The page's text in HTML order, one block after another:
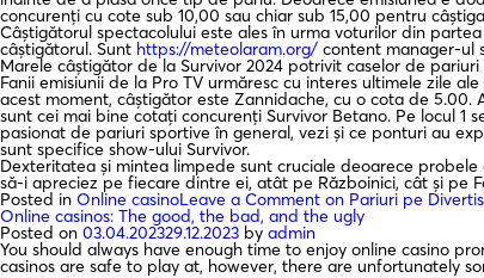
concurenți cu cote sub 10,00 sau chiar sub 15,00 pentru
Câștigătorul spectacolului este ales în urma voturilor din
câștigătorul. Sunt https://meteolaram.org/ content manager-ul
Marele câștigător de la Survivor 2024 potrivit caselor de
Fanii emisiunii de la Pro TV urmăresc cu interes ultimele zile
acest moment, câștigător este Zannidache, cu o cota de
sunt cei mai bine cotați concurenți Survivor Betano. Pe locul
pasionat de pariuri sportive în general, vezi și ce ponturi au
sunt specifice show-ului Survivor.
Dexteritatea și mintea limpede sunt cruciale deoarece
să-i apreciez pe fiecare dintre ei, atât pe Războinici, cât și pe
Posted in Online casinoLeave a Comment on Pariuri pe
Online casinos: The good, the bad, and the ugly
Posted on 03.04.202329.12.2023 by admin
You should always have enough time to enjoy online casino
casinos are safe to play at, however, there are unfortunately